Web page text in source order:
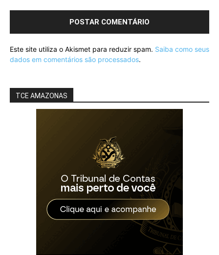
Este site utiliza o Akismet para reduzir spam. Saiba como seus
dados em comentários são processados.
TCE AMAZONAS